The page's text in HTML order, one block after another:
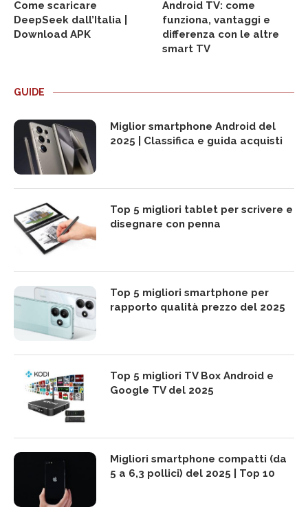
Come scaricare
DeepSeek dall’Italia |
Download APK
Android TV: come
funziona, vantaggi e
differenza con le altre
smart TV
GUIDE
Miglior smartphone Android del
2025 | Classifica e guida acquisti
Top 5 migliori tablet per scrivere e
disegnare con penna
Top 5 migliori smartphone per
rapporto qualità prezzo del 2025
Top 5 migliori TV Box Android e
Google TV del 2025
Migliori smartphone compatti (da
5 a 6,3 pollici) del 2025 | Top 10